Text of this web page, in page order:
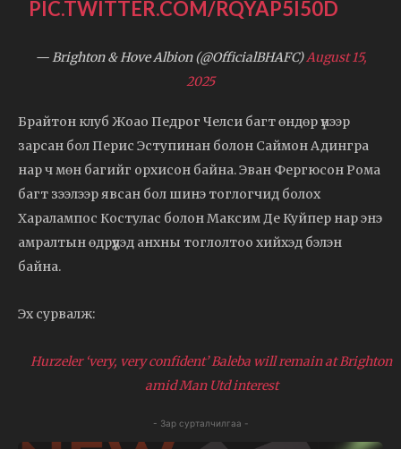
PIC.TWITTER.COM/RQYAP5I50D
— Brighton & Hove Albion (@OfficialBHAFC)August 15,
2025
Брайтон клуб Жоао Педрог Челси багт өндөр үнээр
зарсан бол Перис Эступинан болон Саймон Адингра
нар ч мөн багийг орхисон байна. Эван Фергюсон Рома
багт зээлээр явсан бол шинэ тоглогчид болох
Харалампос Костулас болон Максим Де Куйпер нар энэ
амралтын өдрүүдэд анхны тоглолтоо хийхэд бэлэн
байна.
Эх сурвалж:
Hurzeler ‘very, very confident’ Baleba will remain at Brighton
amid Man Utd interest
- Зар сурталчилгаа -